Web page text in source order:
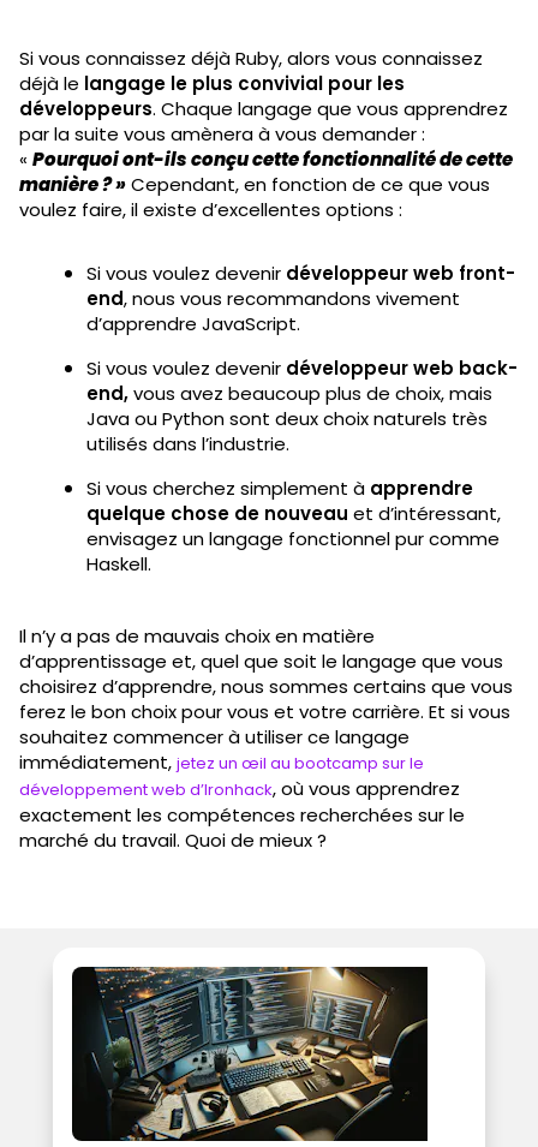
Si vous connaissez déjà Ruby, alors vous connaissez
déjà le langage le plus convivial pour les
développeurs. Chaque langage que vous apprendrez
par la suite vous amènera à vous demander :
« Pourquoi ont-ils conçu cette fonctionnalité de cette
manière ? »Cependant, en fonction de ce que vous
voulez faire, il existe d’excellentes options :
Si vous voulez devenir développeur web front-
end, nous vous recommandons vivement
d’apprendre JavaScript.
Si vous voulez devenir développeur web back-
end,vous avez beaucoup plus de choix, mais
Java ou Python sont deux choix naturels très
utilisés dans l’industrie.
Si vous cherchez simplement à apprendre
quelque chose de nouveau et d’intéressant,
envisagez un langage fonctionnel pur comme
Haskell.
Il n’y a pas de mauvais choix en matière
d’apprentissage et, quel que soit le langage que vous
choisirez d’apprendre, nous sommes certains que vous
ferez le bon choix pour vous et votre carrière. Et si vous
souhaitez commencer à utiliser ce langage
immédiatement, jetez un œil au bootcamp sur le
développement web d’Ironhack, où vous apprendrez
exactement les compétences recherchées sur le
marché du travail. Quoi de mieux ?